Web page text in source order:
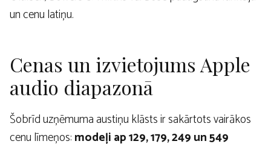
un cenu latiņu.
Cenas un izvietojums Apple
audio diapazonā
Šobrīd uzņēmuma austiņu klāsts ir sakārtots vairākos
cenu līmeņos:modeļi ap 129, 179, 249 un 549